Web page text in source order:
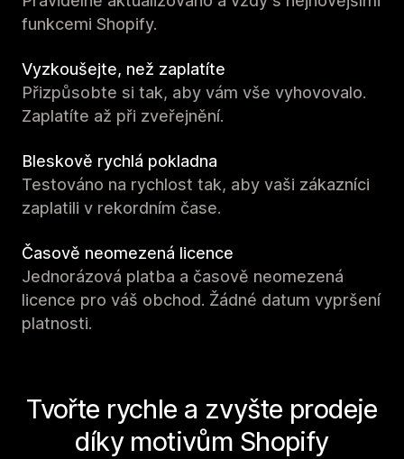
funkcemi Shopify.
Vyzkoušejte, než zaplatíte
Přizpůsobte si tak, aby vám vše vyhovovalo.
Zaplatíte až při zveřejnění.
Bleskově rychlá pokladna
Testováno na rychlost tak, aby vaši zákazníci
zaplatili v rekordním čase.
Časově neomezená licence
Jednorázová platba a časově neomezená
licence pro váš obchod. Žádné datum vypršení
platnosti.
Tvořte rychle a zvyšte prodeje
díky motivům Shopify